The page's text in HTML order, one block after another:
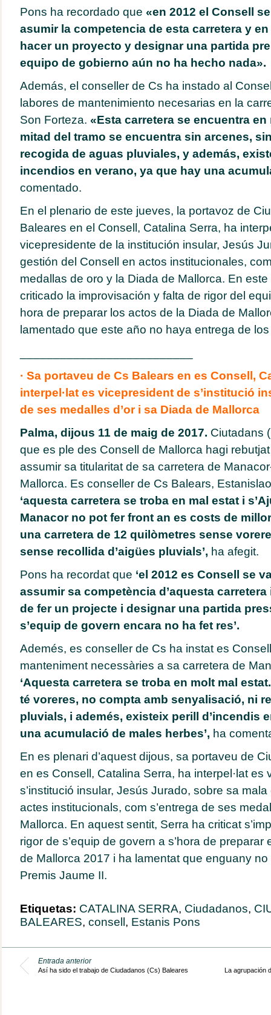
Pons ha recordado que «en 2012 el Consell
asumir la competencia de esta carretera y
hacer un proyecto y designar una partida
equipo de gobierno aún no ha hecho nada».
Además, el conseller de Cs ha instado al
labores de mantenimiento necesarias en la
Son Forteza. «Esta carretera se encuentra
mitad del tramo se encuentra sin arcenes,
recogida de aguas pluviales, y además,
incendios en verano, ya que hay una
comentado.
En el plenario de este jueves, la portavoz de
Baleares en el Consell, Catalina Serra, ha
vicepresidente de la institución insular, Jesús
gestión del Consell en actos institucionales,
medallas de oro y la Diada de Mallorca. En
criticado la improvisación y falta de rigor del
hora de preparar los actos de la Diada de
lamentado que este año no haya entrega de
· Sa portaveu de Cs Balears en es Consell,
interpel·lat es vicepresident de s’institució
de ses medalles d’or i sa Diada de Mallorca
Palma, dijous 11 de maig de 2017. Ciutadans
que es ple des Consell de Mallorca hagi
assumir sa titularitat de sa carretera de
Mallorca. Es conseller de Cs Balears,
‘aquesta carretera se troba en mal estat i
Manacor no pot fer front an es costs de
una carretera de 12 quilòmetres sense
sense recollida d’aigües pluvials’, ha afegit.
Pons ha recordat que ‘el 2012 es Consell se
assumir sa competència d’aquesta carretera
de fer un projecte i designar una partida
s’equip de govern encara no ha fet res’.
Ademés, es conseller de Cs ha instat es
manteniment necessàries a sa carretera de
‘Aquesta carretera se troba en molt mal
té voreres, no compta amb senyalisació, ni
pluvials, i ademés, existeix perill d’incendis
una acumulació de males herbes’, ha
En es plenari d’aquest dijous, sa portaveu de
en es Consell, Catalina Serra, ha interpel·lat es
s’institució insular, Jesús Jurado, sobre sa
actes institucionals, com s’entrega de ses
Mallorca. En aquest sentit, Serra ha criticat
rigor de s’equip de govern a s’hora de
de Mallorca 2017 i ha lamentat que enguany
Premis Jaume II.
Etiquetas: CATALINA SERRA, Ciudadanos,
BALEARES, consell , Estanis Pons
Entrada anterior
Así ha sido el trabajo de Ciudadanos (Cs) Baleares La agrupación